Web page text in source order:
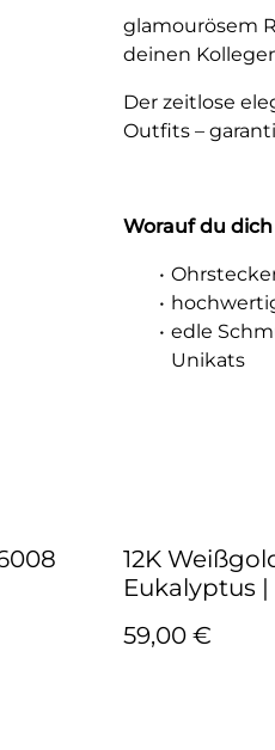
glamourösem
deinen
Der zeitlose
Outfits –
Worauf du
edle
Unikats
12K
Eukalyptus
59,00 €